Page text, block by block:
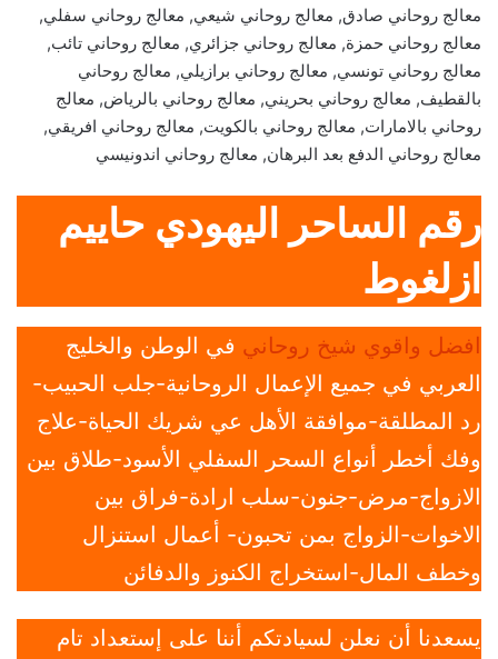
معالج روحاني صادق, معالج روحاني شيعي, معالج روحاني سفلي,
معالج روحاني حمزة, معالج روحاني جزائري, معالج روحاني تائب,
معالج روحاني تونسي, معالج روحاني برازيلي, معالج روحاني
بالقطيف, معالج روحاني بحريني, معالج روحاني بالرياض, معالج
روحاني بالامارات, معالج روحاني بالكويت, معالج روحاني افريقي,
معالج روحاني الدفع بعد البرهان, معالج روحاني اندونيسي
رقم الساحر اليهودي حاييم
ازلغوط
افضل واقوي شيخ روحاني في الوطن والخليج
العربي في جميع الإعمال الروحانية-جلب الحبيب-
رد المطلقة-موافقة الأهل عي شريك الحياة-علاج
وفك أخطر أنواع السحر السفلي الأسود-طلاق بين
الازواج-مرض-جنون-سلب ارادة-فراق بين
الاخوات-الزواج بمن تحبون- أعمال استنزال
وخطف المال-استخراج الكنوز والدفائن
يسعدنا أن نعلن لسيادتكم أننا على إستعداد تام